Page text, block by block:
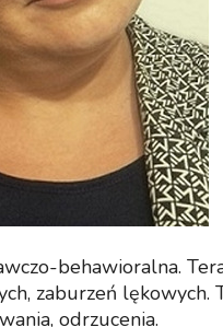
behawioralna.
zaburzeń lękowych.
odrzucenia.